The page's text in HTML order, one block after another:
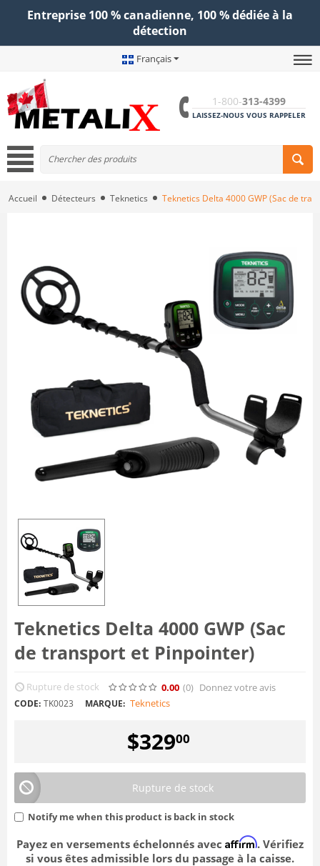
Entreprise 100 % canadienne, 100 % dédiée à la
détection
Français
1-800-313-4399
LAISSEZ-NOUS VOUS RAPPELER
Accueil Détecteurs Teknetics Teknetics Delta 4000 GWP (Sac de
Teknetics Delta 4000 GWP (Sac
de transport et Pinpointer)
Rupture de stock 0.00 (0) Donnez votre avis
CODE: TK0023 MARQUE: Teknetics
$32900
Rupture de stock
Notify me when this product is back in stock
Payez en versements échelonnés avec Affirm. Vérifiez
si vous êtes admissible lors du passage à la caisse.